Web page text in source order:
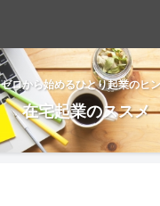
ゼロから始めるひとり起業のヒ
在宅起業のススメ